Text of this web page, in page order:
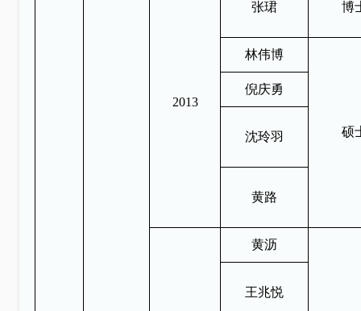
2013
张珺 博
林伟博
硕
倪庆勇
沈玲羽
黄路
黄沥
王兆悦